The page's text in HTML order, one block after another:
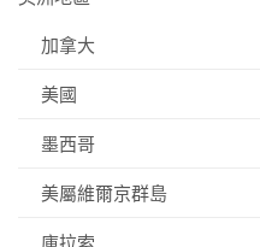
加拿大
美國
墨西哥
美屬維爾京群島